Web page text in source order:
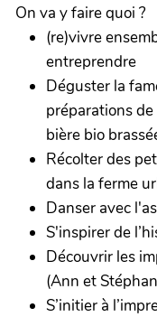
On va y faire quoi ?
(re)vivre
entreprendre
Déguster la
préparations
bière bio
Récolter des
dans la ferme
Danser avec
S'inspirer de
Découvrir les
(Ann et
S’initier à